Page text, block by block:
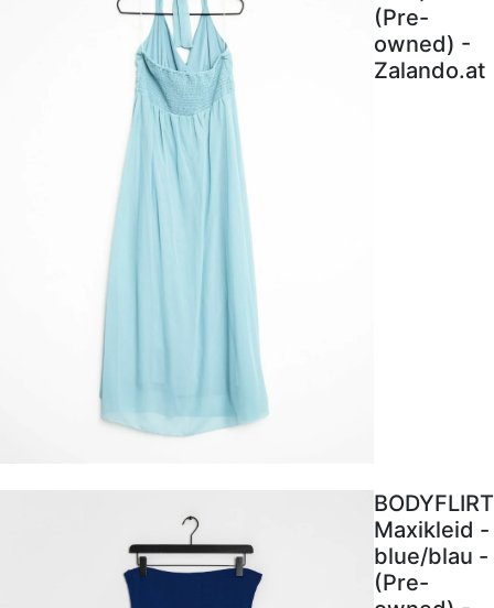
(Pre-
owned) -
Zalando.at
BODYFLIRT
Maxikleid -
blue/blau -
(Pre-